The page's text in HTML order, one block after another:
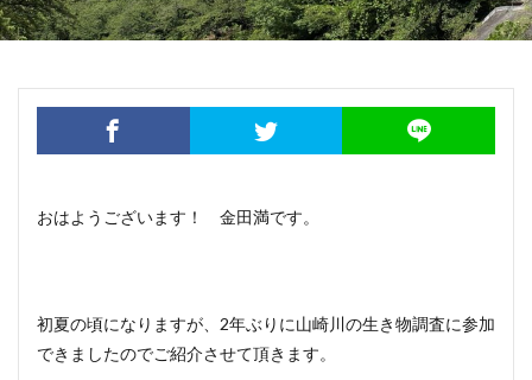
おはようございます！ 金田満です。
初夏の頃になりますが、2年ぶりに山崎川の生き物調査に参加
できましたのでご紹介させて頂きます。